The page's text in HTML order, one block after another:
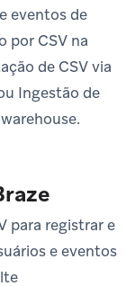
eventos de
por CSV na
de CSV via
Ingestão de
para registrar e
e eventos